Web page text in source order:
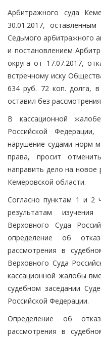
Арбитражного суда
30.01.2017,
Седьмого арбитражного
и постановлением
округа от 17.07.2017,
встречному иску
634 руб. 72 коп. долга,
оставил без
В кассационной
Российской
нарушение судами норм
права, просит
направить дело на новое
Кемеровской области.
Согласно пунктам 1 и 2
результатам
Верховного Суда
определение об
рассмотрения в
Верховного Суда
кассационной жалобы
судебном заседании
Российской Федерации.
Определение об
рассмотрения в